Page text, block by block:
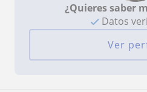
¿Quieres saber
Datos
Ver